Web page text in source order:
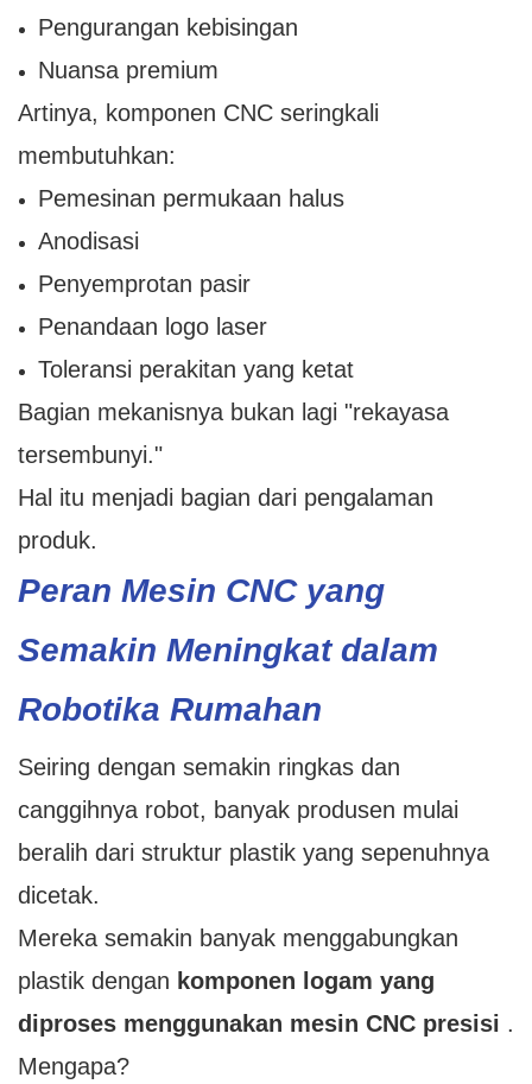
Pengurangan kebisingan
Nuansa premium
Artinya, komponen CNC seringkali
membutuhkan:
Pemesinan permukaan halus
Anodisasi
Penyemprotan pasir
Penandaan logo laser
Toleransi perakitan yang ketat
Bagian mekanisnya bukan lagi "rekayasa
tersembunyi."
Hal itu menjadi bagian dari pengalaman
produk.
Peran Mesin CNC yang
Semakin Meningkat dalam
Robotika Rumahan
Seiring dengan semakin ringkas dan
canggihnya robot, banyak produsen mulai
beralih dari struktur plastik yang sepenuhnya
dicetak.
Mereka semakin banyak menggabungkan
plastik dengan komponen logam yang
diproses menggunakan mesin CNC presisi .
Mengapa?